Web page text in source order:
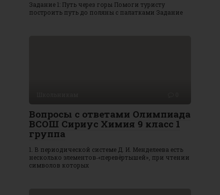
Задание 1: Путь через горы Помоги туристу
построить путь до поляны с палатками Задание
Вопросы с ответами Олимпиада
ВСОШ Сириус Химия 9 класс 1
группа
1. В периодической системе Д. И. Менделеева есть
несколько элементов‑«перевёртышей», при чтении
символов которых